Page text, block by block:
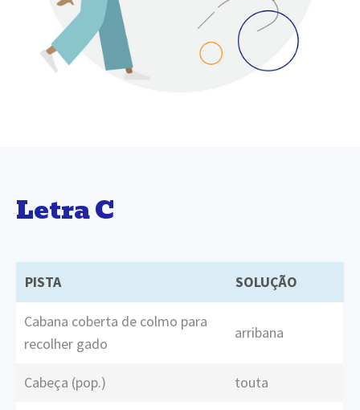
Letra C
PISTA SOLUÇÃO
Cabana coberta de colmo para
recolher gado
arribana
Cabeça (pop.) touta